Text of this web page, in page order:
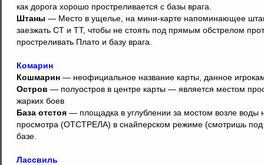
как дорога хорошо простреливается с базы врага.
Штаны — Место в ущелье, на мини-карте напоминающее
заезжать СТ и ТТ, чтобы не стоять под прямым обстрелом
простреливать Плато и базу врага.
Комарин
Кошмарин — неофициальное название карты, данное
Остров — полуостров в центре карты — является местом
жарких боев
База отстоя — площадка в углублении за мостом возле
просмотра (ОТСТРЕЛА) в снайперском режиме (смотришь под
базе.
Лассвиль